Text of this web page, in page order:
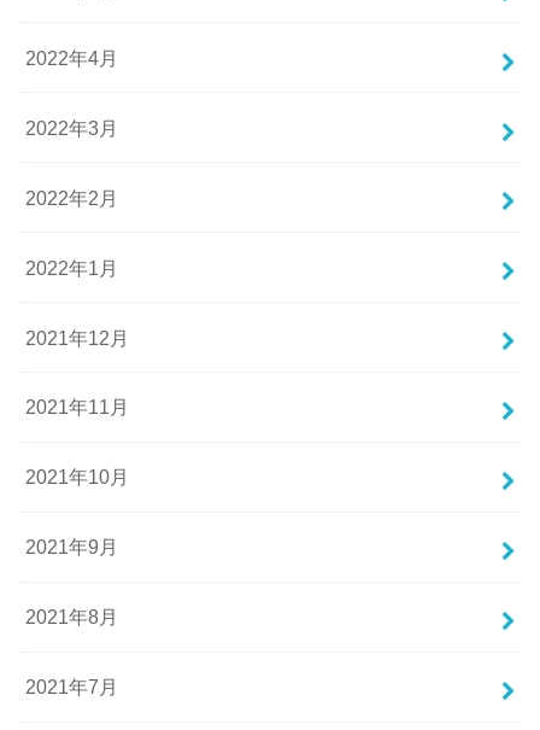
2022年4月
2022年3月
2022年2月
2022年1月
2021年12月
2021年11月
2021年10月
2021年9月
2021年8月
2021年7月